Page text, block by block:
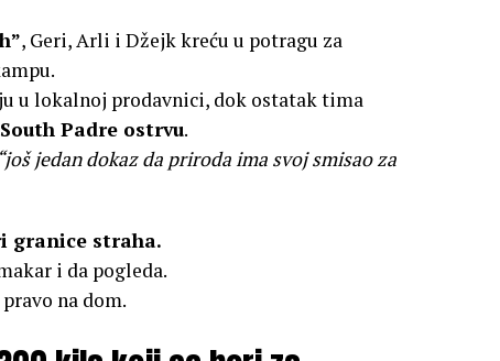
, Geri, Arli i Džejk kreću u potragu za
u lokalnoj prodavnici, dok ostatak tima
South Padre ostrvu.
“još jedan dokaz da priroda ima svoj smisao za
granice straha.
i da pogleda.
na dom.